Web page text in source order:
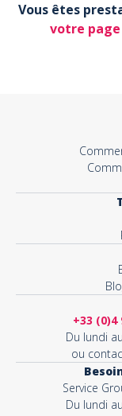
Votre email*
Vous êtes
votre
+33 (0)4
Du lundi
ou
Service
Du lundi